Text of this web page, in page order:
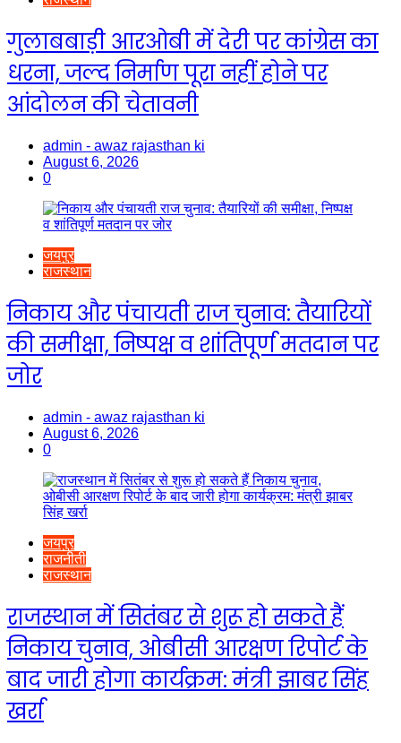
गुलाबबाड़ी आरओबी में देरी पर कांग्रेस का
धरना, जल्द निर्माण पूरा नहीं होने पर
आंदोलन की चेतावनी
admin - awaz rajasthan ki
August 6, 2026
0
जयपुर
राजस्थान
निकाय और पंचायती राज चुनाव: तैयारियों
की समीक्षा, निष्पक्ष व शांतिपूर्ण मतदान पर
जोर
admin - awaz rajasthan ki
August 6, 2026
0
जयपुर
राजनीती
राजस्थान
राजस्थान में सितंबर से शुरू हो सकते हैं
निकाय चुनाव, ओबीसी आरक्षण रिपोर्ट के
बाद जारी होगा कार्यक्रम: मंत्री झाबर सिंह
खर्रा